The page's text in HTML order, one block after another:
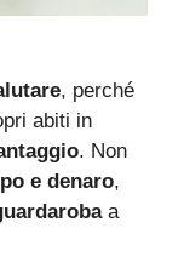
, perché
abiti in
. Non
e denaro,
a